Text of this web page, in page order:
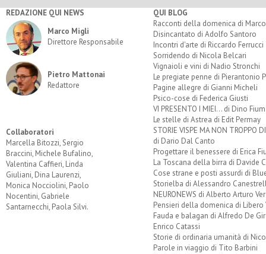
REDAZIONE QUI NEWS
Marco Migli
Direttore Responsabile
Pietro Mattonai
Redattore
Collaboratori
Marcella Bitozzi, Sergio
Braccini, Michele Bufalino,
Valentina Caffieri, Linda
Giuliani, Dina Laurenzi,
Monica Nocciolini, Paolo
Nocentini, Gabriele
Santarnecchi, Paola Silvi.
QUI BLOG
Racconti della domenica di
Disincantato di Adolfo Santoro
Incontri d'arte di Riccardo Ferrucci
Sorridendo di Nicola Belcari
Vignaioli e vini di Nadio Stronchi
Le pregiate penne di Pierantonio
Pagine allegre di Gianni Micheli
Psico-cose di Federica Giusti
VI PRESENTO I MIEI... di Dino
Le stelle di Astrea di Edit Permay
STORIE VISPE MA NON TROPPO
di Dario Dal Canto
Progettare il benessere di Erica
La Toscana della birra di Davide
Cose strane e posti assurdi di
Storielba di Alessandro
NEURONEWS di Alberto Arturo
Pensieri della domenica di Libero
Fauda e balagan di Alfredo De
Enrico Catassi
Storie di ordinaria umanità di
Parole in viaggio di Tito Barbini